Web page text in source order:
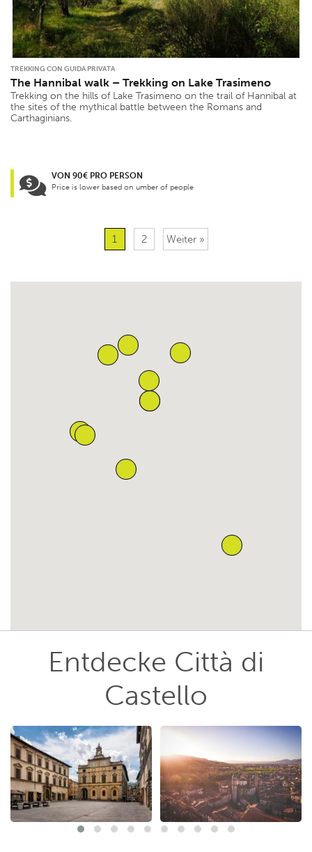
TREKKING CON GUIDA PRIVATA
The Hannibal walk – Trekking on Lake Trasimeno
Trekking on the hills of Lake Trasimeno on the trail of Hannibal at
the sites of the mythical battle between the Romans and
Carthaginians.
VON 90€ PRO PERSON
Price is lower based on umber of people
1 2 Weiter »
Entdecke Città di
Castello